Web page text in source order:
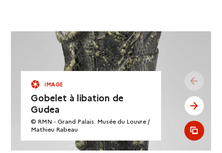
IMAGE
Gobelet à libation de
Gudea
© RMN - Grand Palais. Musée du Louvre /
Mathieu Rabeau
see
see